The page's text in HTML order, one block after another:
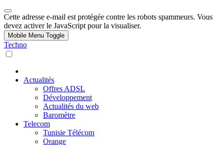
Cette adresse e-mail est protégée contre les robots spammeurs. Vous
devez activer le JavaScript pour la visualiser.
Mobile Menu Toggle
Techno
Actualités
Offres ADSL
Développement
Actualités du web
Baromètre
Telecom
Tunisie Télécom
Orange